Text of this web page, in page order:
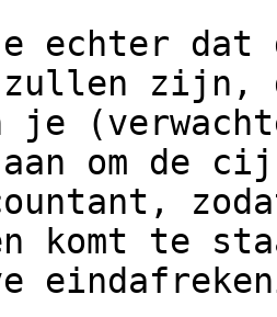
echter dat
zullen zijn,
je
aan om de
komt te